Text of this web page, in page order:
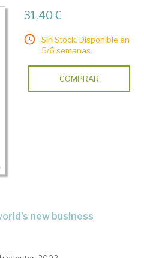
31,40 €
Sin Stock. Disponible en
5/6 semanas.
COMPRAR